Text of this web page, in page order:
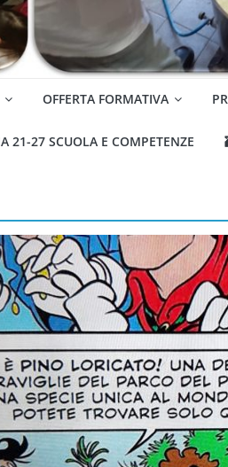
OFFERTA FORMATIVA
21-27 SCUOLA E COMPETENZE